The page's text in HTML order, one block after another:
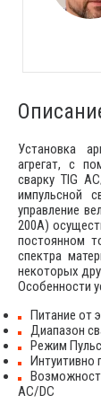
Установка
агрегат, с
сварку TIG
импульсной
управление
200А)
постоянном
спектра
некоторых
Особенности
Питание от
Диапазон
Режим
Интуитивно
AC/DC